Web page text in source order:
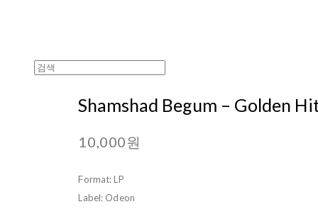
Shamshad Begum ‎– Golden
10,000원
Format: LP
Label: Odeon